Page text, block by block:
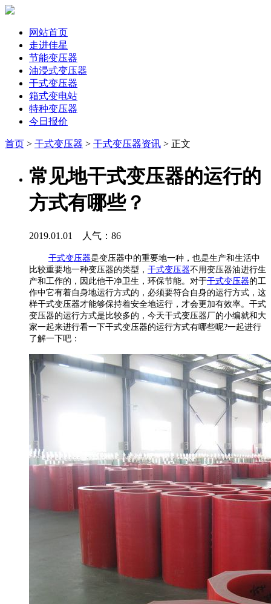
网站首页
走进佳星
节能变压器
油浸式变压器
干式变压器
箱式变电站
特种变压器
今日报价
首页 > 干式变压器 > 干式变压器资讯 > 正文
常见地干式变压器的运行的
方式有哪些？
2019.01.01 人气： 86
干式变压器是变压器中的重要地一种，也是生产和生活中
比较重要地一种变压器的类型， 干式变压器不用变压器油进行生
产和工作的，因此他干净卫生，环保节能。对于干式变压器的工
作中它有着自身地运行方式的，必须要符合自身的运行方式，这
样干式变压器才能够保持着安全地运行，才会更加有效率。干式
变压器的运行方式是比较多的，今天干式变压器厂的小编就和大
家一起来进行看一下干式变压器的运行方式有哪些呢?一起进行
了解一下吧：